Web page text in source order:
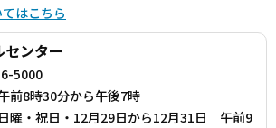
はこちら
ンター
5000
8時30分から午後7時
曜・祝日・12月29日から12月31日 午前9